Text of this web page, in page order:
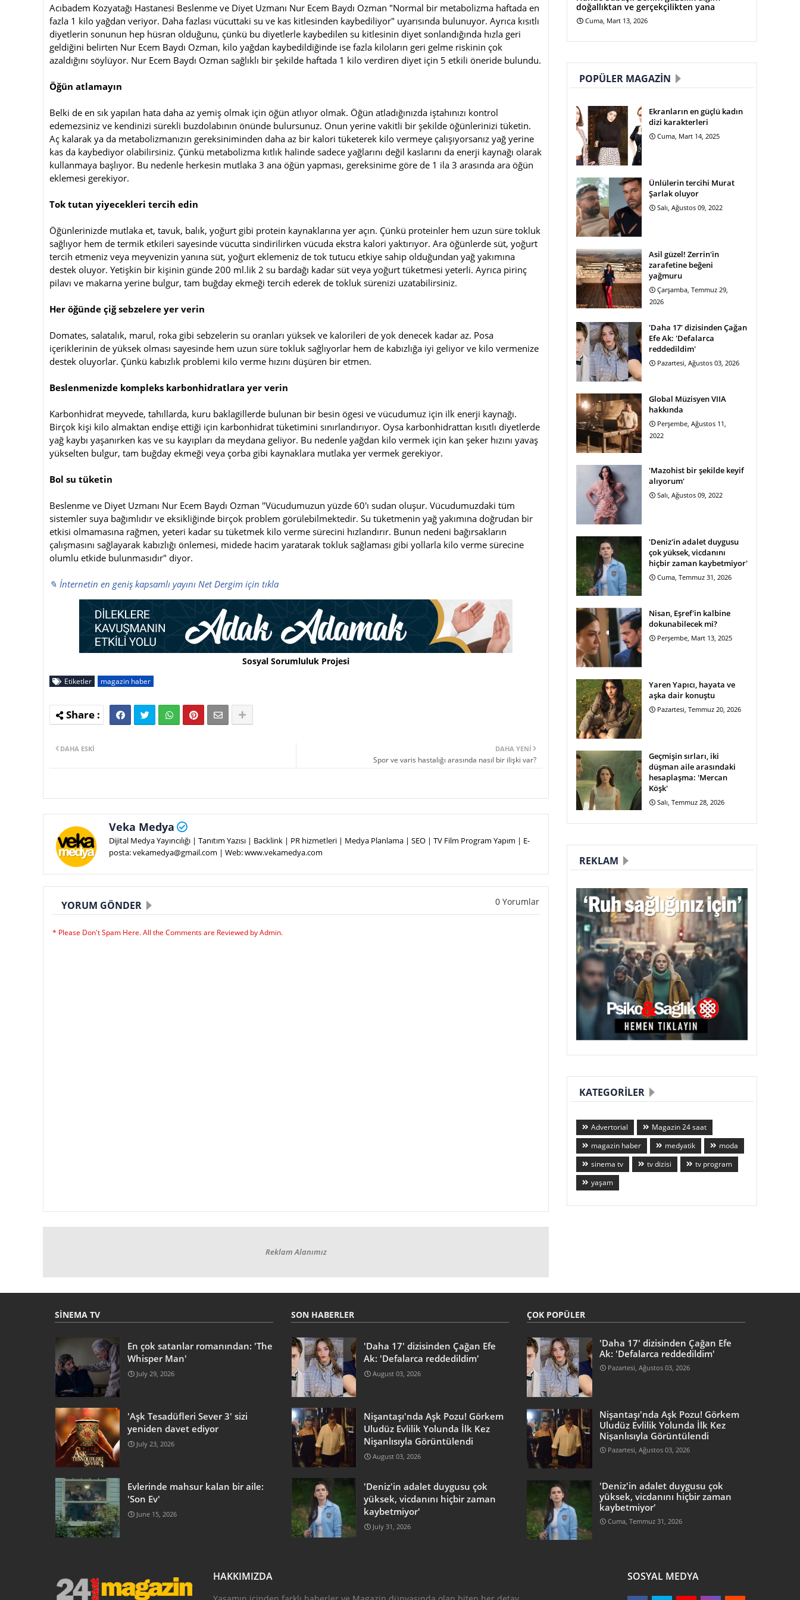
Acıbadem Kozyatağı Hastanesi Beslenme ve Diyet Uzmanı Nur Ecem Baydı Ozman "Normal bir metabolizma haftada en
fazla 1 kilo yağdan veriyor. Daha fazlası vücuttaki su ve kas kitlesinden kaybediliyor" uyarısında bulunuyor. Ayrıca kısıtlı
diyetlerin sonunun hep hüsran olduğunu, çünkü bu diyetlerle kaybedilen su kitlesinin diyet sonlandığında hızla geri
geldiğini belirten Nur Ecem Baydı Ozman, kilo yağdan kaybedildiğinde ise fazla kiloların geri gelme riskinin çok
azaldığını söylüyor. Nur Ecem Baydı Ozman sağlıklı bir şekilde haftada 1 kilo verdiren diyet için 5 etkili öneride bulundu.
Öğün atlamayın
Belki de en sık yapılan hata daha az yemiş olmak için öğün atlıyor olmak. Öğün atladığınızda iştahınızı kontrol
edemezsiniz ve kendinizi sürekli buzdolabının önünde bulursunuz. Onun yerine vakitli bir şekilde öğünlerinizi tüketin.
Aç kalarak ya da metabolizmanızın gereksiniminden daha az bir kalori tüketerek kilo vermeye çalışıyorsanız yağ yerine
kas da kaybediyor olabilirsiniz. Çünkü metabolizma kıtlık halinde sadece yağlarını değil kaslarını da enerji kaynağı olarak
kullanmaya başlıyor. Bu nedenle herkesin mutlaka 3 ana öğün yapması, gereksinime göre de 1 ila 3 arasında ara öğün
eklemesi gerekiyor.
Tok tutan yiyecekleri tercih edin
Öğünlerinizde mutlaka et, tavuk, balık, yoğurt gibi protein kaynaklarına yer açın. Çünkü proteinler hem uzun süre tokluk
sağlıyor hem de termik etkileri sayesinde vücutta sindirilirken vücuda ekstra kalori yaktırıyor. Ara öğünlerde süt, yoğurt
tercih etmeniz veya meyvenizin yanına süt, yoğurt eklemeniz de tok tutucu etkiye sahip olduğundan yağ yakımına
destek oluyor. Yetişkin bir kişinin günde 200 ml.lik 2 su bardağı kadar süt veya yoğurt tüketmesi yeterli. Ayrıca pirinç
pilavı ve makarna yerine bulgur, tam buğday ekmeği tercih ederek de tokluk sürenizi uzatabilirsiniz.
Her öğünde çiğ sebzelere yer verin
Domates, salatalık, marul, roka gibi sebzelerin su oranları yüksek ve kalorileri de yok denecek kadar az. Posa
içeriklerinin de yüksek olması sayesinde hem uzun süre tokluk sağlıyorlar hem de kabızlığa iyi geliyor ve kilo vermenize
destek oluyorlar. Çünkü kabızlık problemi kilo verme hızını düşüren bir etmen.
Beslenmenizde kompleks karbonhidratlara yer verin
Karbonhidrat meyvede, tahıllarda, kuru baklagillerde bulunan bir besin ögesi ve vücudumuz için ilk enerji kaynağı.
Birçok kişi kilo almaktan endişe ettiği için karbonhidrat tüketimini sınırlandırıyor. Oysa karbonhidrattan kısıtlı diyetlerde
yağ kaybı yaşanırken kas ve su kayıpları da meydana geliyor. Bu nedenle yağdan kilo vermek için kan şeker hızını yavaş
yükselten bulgur, tam buğday ekmeği veya çorba gibi kaynaklara mutlaka yer vermek gerekiyor.
Bol su tüketin
Beslenme ve Diyet Uzmanı Nur Ecem Baydı Ozman "Vücudumuzun yüzde 60'ı sudan oluşur. Vücudumuzdaki tüm
sistemler suya bağımlıdır ve eksikliğinde birçok problem görülebilmektedir. Su tüketmenin yağ yakımına doğrudan bir
etkisi olmamasına rağmen, yeteri kadar su tüketmek kilo verme sürecini hızlandırır. Bunun nedeni bağırsakların
çalışmasını sağlayarak kabızlığı önlemesi, midede hacim yaratarak tokluk sağlaması gibi yollarla kilo verme sürecine
olumlu etkide bulunmasıdır" diyor.
✎ İnternetin en geniş kapsamlı yayını Net Dergim için tıkla
Sosyal Sorumluluk Projesi
Etiketler magazin haber
DAHA YENI
Spor ve varis hastalığı arasında nasıl bir ilişki var?
DAHA ESKI
Veka Medya
Dijital Medya Yayıncılığı | Tanıtım Yazısı | Backlink | PR hizmetleri | Medya Planlama | SEO | TV Film Program Yapım | E-
posta: vekamedya@gmail.com | Web: www.vekamedya.com
YORUM GÖNDER 0 Yorumlar
* Please Don't Spam Here. All the Comments are Reviewed by Admin.
Reklam Alanımız
doğallıktan ve gerçekçilikten yana
Cuma, Mart 13, 2026
POPÜLER MAGAZIN
Ekranların en güçlü kadın
dizi karakterleri
Cuma, Mart 14, 2025
Ünlülerin tercihi Murat
Şarlak oluyor
Salı, Ağustos 09, 2022
Asil güzel! Zerrin'in
zarafetine beğeni
yağmuru
Çarşamba, Temmuz 29,
2026
'Daha 17' dizisinden Çağan
Efe Ak: 'Defalarca
reddedildim'
Pazartesi, Ağustos 03, 2026
Global Müzisyen VIIA
hakkında
Perşembe, Ağustos 11,
2022
'Mazohist bir şekilde keyif
alıyorum'
Salı, Ağustos 09, 2022
'Deniz'in adalet duygusu
çok yüksek, vicdanını
hiçbir zaman kaybetmiyor'
Cuma, Temmuz 31, 2026
Nisan, Eşref'in kalbine
dokunabilecek mi?
Perşembe, Mart 13, 2025
Yaren Yapıcı, hayata ve
aşka dair konuştu
Pazartesi, Temmuz 20, 2026
Geçmişin sırları, iki
düşman aile arasındaki
hesaplaşma: 'Mercan
Köşk'
Salı, Temmuz 28, 2026
REKLAM
KATEGORILER
Advertorial
Magazin 24 saat
magazin haber
medyatik
moda
sinema tv
tv dizisi
tv program
yaşam
SINEMA TV
En çok satanlar romanından: 'The
Whisper Man'
July 29, 2026
'Aşk Tesadüfleri Sever 3' sizi
yeniden davet ediyor
July 23, 2026
Evlerinde mahsur kalan bir aile:
'Son Ev'
June 15, 2026
SON HABERLER
'Daha 17' dizisinden Çağan Efe
Ak: 'Defalarca reddedildim'
August 03, 2026
Nişantaşı'nda Aşk Pozu! Görkem
Uludüz Evlilik Yolunda İlk Kez
Nişanlısıyla Görüntülendi
August 03, 2026
'Deniz'in adalet duygusu çok
yüksek, vicdanını hiçbir zaman
kaybetmiyor'
July 31, 2026
ÇOK POPÜLER
'Daha 17' dizisinden Çağan Efe
Ak: 'Defalarca reddedildim'
Pazartesi, Ağustos 03, 2026
Nişantaşı'nda Aşk Pozu! Görkem
Uludüz Evlilik Yolunda İlk Kez
Nişanlısıyla Görüntülendi
Pazartesi, Ağustos 03, 2026
'Deniz'in adalet duygusu çok
yüksek, vicdanını hiçbir zaman
kaybetmiyor'
Cuma, Temmuz 31, 2026
HAKKIMIZDA SOSYAL MEDYA